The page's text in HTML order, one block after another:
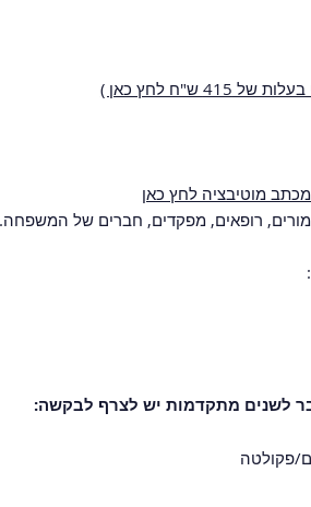
ש"ח לחץ כאן )
מוטיבציה לחץ כאן
מעסיקים, מורים, רופאים, מפקדים, חברים של
לשנים מתקדמות יש לצרף לבקשה:
פקולטה